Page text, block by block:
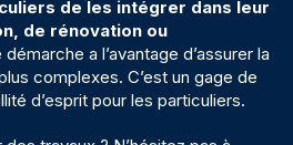
de les intégrer dans leur
de rénovation ou
a l’avantage d’assurer la
complexes. C’est un gage de
d’esprit pour les particuliers.